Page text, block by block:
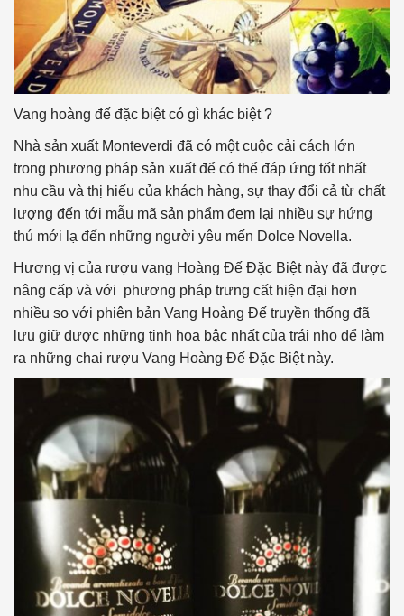
Vang hoàng đế đặc biệt có gì khác biệt ?
Nhà sản xuất Monteverdi đã có một cuộc cải cách lớn
trong phương pháp sản xuất để có thể đáp ứng tốt nhất
nhu cầu và thị hiếu của khách hàng, sự thay đổi cả từ chất
lượng đến tới mẫu mã sản phẩm đem lại nhiều sự hứng
thú mới lạ đến những người yêu mến Dolce Novella.
Hương vị của rượu vang Hoàng Đế Đặc Biệt này đã được
nâng cấp và với phương pháp trưng cất hiện đại hơn
nhiều so với phiên bản Vang Hoàng Đế truyền thống đã
lưu giữ được những tinh hoa bậc nhất của trái nho để làm
ra những chai rượu Vang Hoàng Đế Đặc Biệt này.